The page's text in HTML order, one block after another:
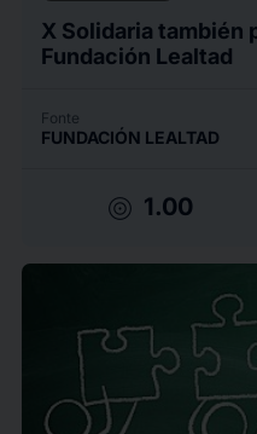
X Solidaria también
Fundación Lealtad
Fonte
FUNDACIÓN LEALTAD
target 1.00